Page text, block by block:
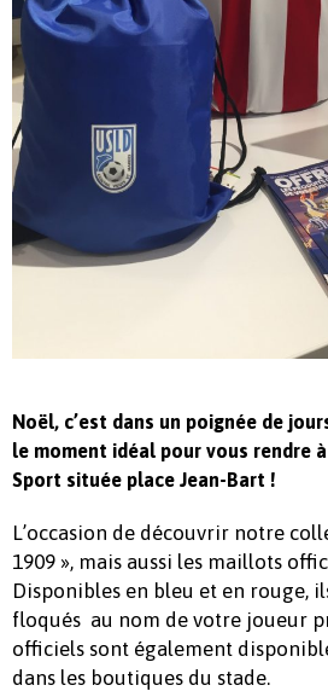
Noël, c’est dans un poignée de
le moment idéal pour vous rendre
Sport située place Jean-Bart !
L’occasion de découvrir notre
1909 », mais aussi les maillots
Disponibles en bleu et en rouge,
floqués au nom de votre joueur
officiels sont également
dans les boutiques du stade.